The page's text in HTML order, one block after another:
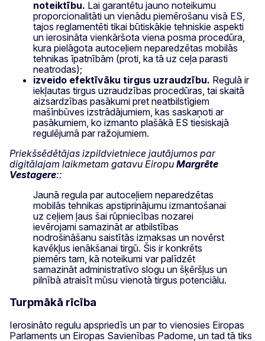
noteiktību. Lai garantētu jauno noteikumu
proporcionalitāti un vienādu piemērošanu visā ES,
tajos reglamentēti tikai būtiskākie tehniskie aspekti
un ierosināta vienkāršota viena posma procedūra,
kura pielāgota autoceļiem neparedzētas mobilās
tehnikas īpatnībām (proti, ka tā uz ceļa parasti
neatrodas);
izveido efektīvāku tirgus uzraudzību. Regulā ir
iekļautas tirgus uzraudzības procedūras, tai skaitā
aizsardzības pasākumi pret neatbilstīgiem
mašīnbūves izstrādājumiem, kas saskaņoti ar
pasākumiem, ko izmanto plašākā ES tiesiskajā
regulējumā par ražojumiem.
Priekšsēdētājas izpildvietniece jautājumos par
digitālajam laikmetam gatavu Eiropu Margrēte
Vestagere::
Jaunā regula par autoceļiem neparedzētas
mobilās tehnikas apstiprinājumu izmantošanai
uz ceļiem ļaus šai rūpniecības nozarei
ievērojami samazināt ar atbilstības
nodrošināšanu saistītās izmaksas un novērst
kavēkļus ienākšanai tirgū. Šis ir konkrēts
piemērs tam, kā noteikumi var palīdzēt
samazināt administratīvo slogu un šķēršļus un
pilnībā atraisīt mūsu vienotā tirgus potenciālu.
Turpmākā rīcība
Ierosināto regulu apspriedīs un par to vienosies Eiropas
Parlaments un Eiropas Savienības Padome, un tad tā tiks